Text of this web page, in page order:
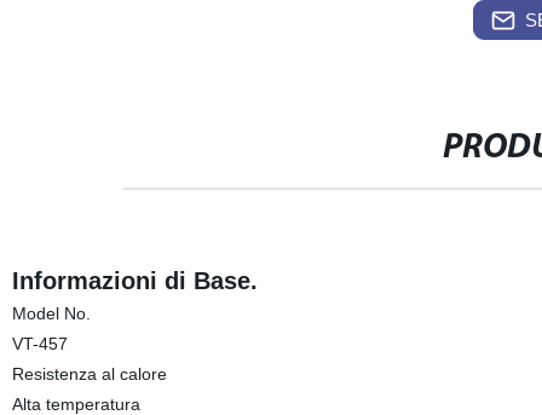
Informazioni di Base.
Model No.
VT-457
Resistenza al calore
Alta temperatura